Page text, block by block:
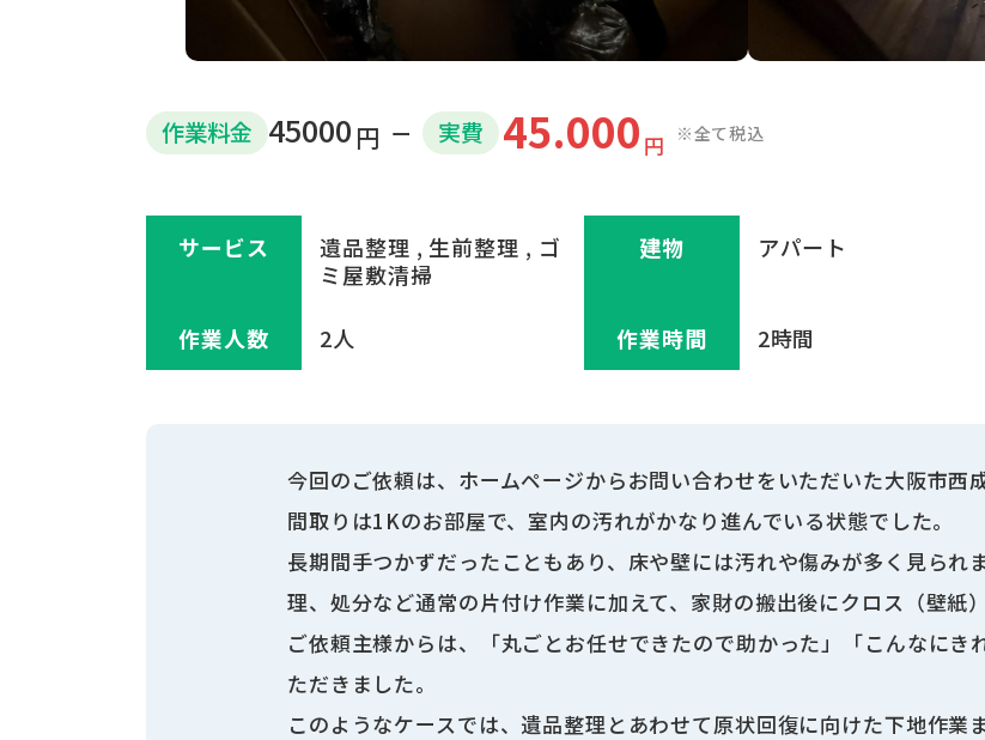
作業料金 45000 円 実費 45.000 円 ※全て税込
サービス
遺品整理 , 生前整理 , ゴ
ミ屋敷清掃
建物 アパート
作業⼈数 2人 作業時間 2時間
今回のご依頼は、ホームページからお問い合わせをいただいた大阪市西
間取りは1Kのお部屋で、室内の汚れがかなり進んでいる状態でした。
長期間手つかずだったこともあり、床や壁には汚れや傷みが多く見ら
理、処分など通常の片付け作業に加えて、家財の搬出後にクロス（壁紙
ご依頼主様からは、「丸ごとお任せできたので助かった」「こんなに
ただきました。
このようなケースでは、遺品整理とあわせて原状回復に向けた下地作業